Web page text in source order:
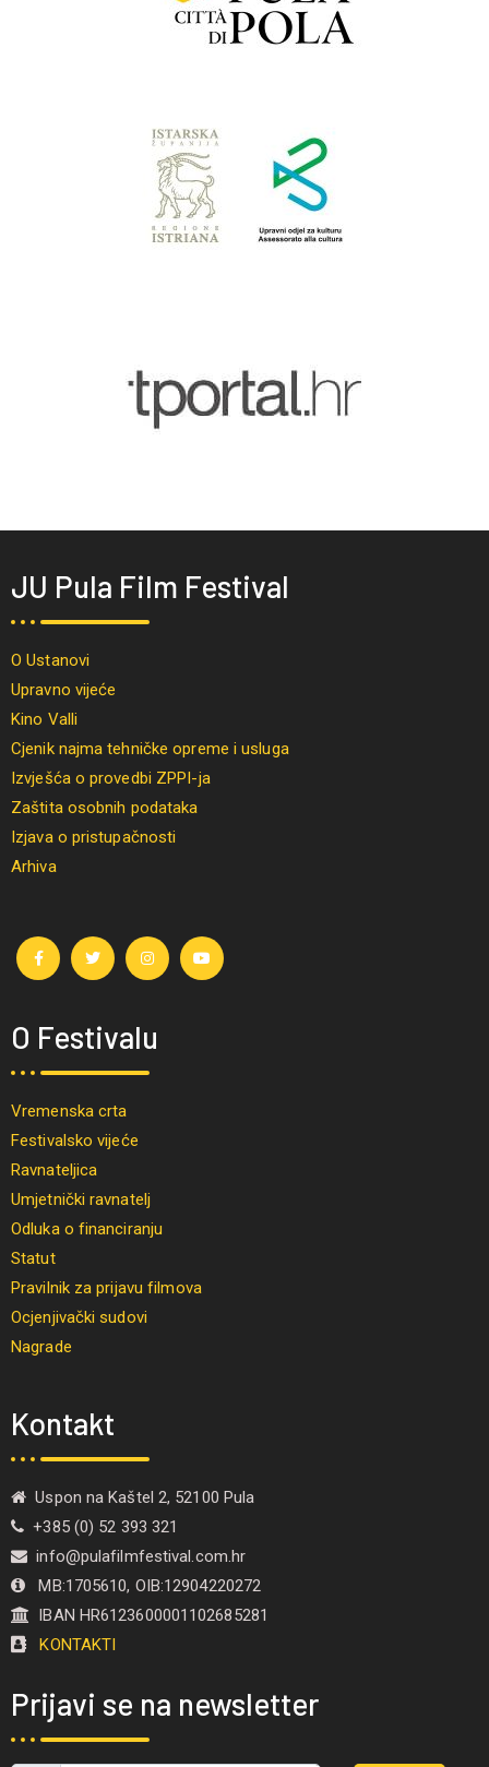
JU Pula Film Festival
O Ustanovi
Upravno vijeće
Kino Valli
Cjenik najma tehničke opreme i usluga
Izvješća o provedbi ZPPI-ja
Zaštita osobnih podataka
Izjava o pristupačnosti
Arhiva
O Festivalu
Vremenska crta
Festivalsko vijeće
Ravnateljica
Umjetnički ravnatelj
Odluka o financiranju
Statut
Pravilnik za prijavu filmova
Ocjenjivački sudovi
Nagrade
Kontakt
Uspon na Kaštel 2, 52100 Pula
+385 (0) 52 393 321
info@pulafilmfestival.com.hr
MB:1705610, OIB:12904220272
IBAN HR6123600001102685281
KONTAKTI
Prijavi se na newsletter